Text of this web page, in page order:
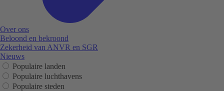
Over ons
Beloond en bekroond
Zekerheid van ANVR en SGR
Nieuws
Populaire landen
Populaire luchthavens
Populaire steden